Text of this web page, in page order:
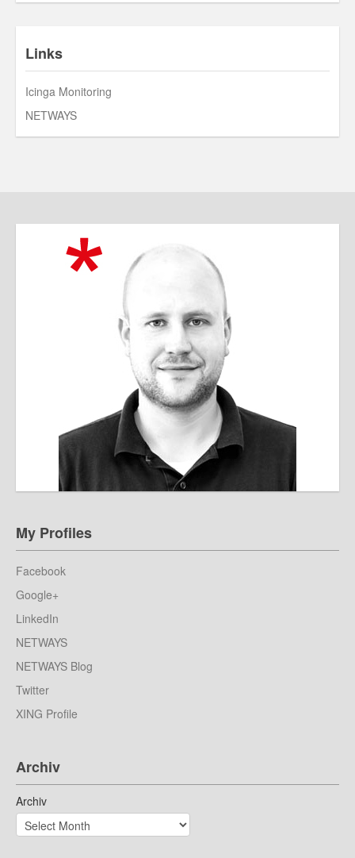
Links
Icinga Monitoring
NETWAYS
My Profiles
Facebook
Google+
LinkedIn
NETWAYS
NETWAYS Blog
Twitter
XING Profile
Archiv
Archiv